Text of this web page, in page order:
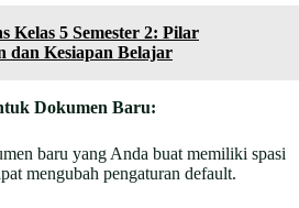
Kelas 5 Semester 2: Pilar
dan Kesiapan Belajar
Dokumen Baru:
baru yang Anda buat memiliki spasi
mengubah pengaturan default.